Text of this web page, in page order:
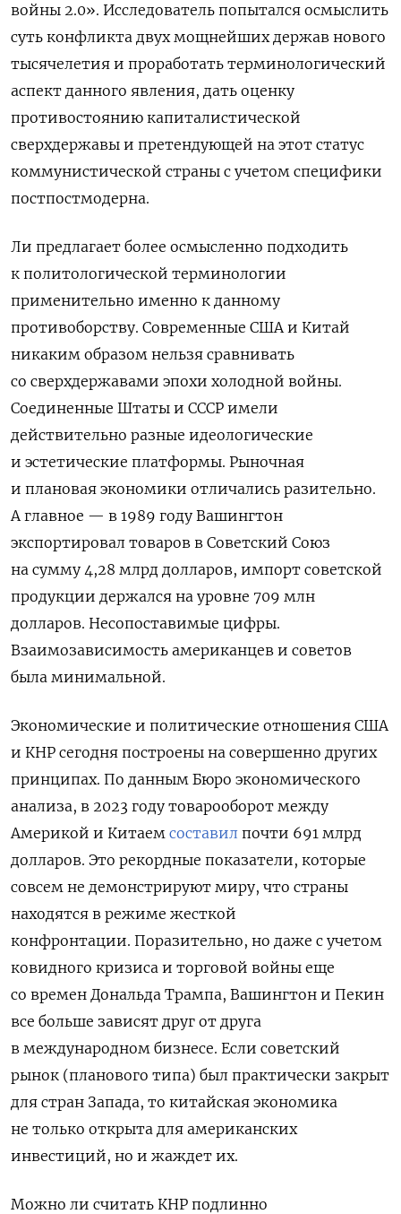
войны 2.0». Исследователь попытался осмыслить
суть конфликта двух мощнейших держав нового
тысячелетия и проработать терминологический
аспект данного явления, дать оценку
противостоянию капиталистической
сверхдержавы и претендующей на этот статус
коммунистической страны с учетом специфики
постпостмодерна.
Ли предлагает более осмысленно подходить
к политологической терминологии
применительно именно к данному
противоборству. Современные США и Китай
никаким образом нельзя сравнивать
со сверхдержавами эпохи холодной войны.
Соединенные Штаты и СССР имели
действительно разные идеологические
и эстетические платформы. Рыночная
и плановая экономики отличались разительно.
А главное — в 1989 году Вашингтон
экспортировал товаров в Советский Союз
на сумму 4,28 млрд долларов, импорт советской
продукции держался на уровне 709 млн
долларов. Несопоставимые цифры.
Взаимозависимость американцев и советов
была минимальной.
Экономические и политические отношения США
и КНР сегодня построены на совершенно других
принципах. По данным Бюро экономического
анализа, в 2023 году товарооборот между
Америкой и Китаем составил почти 691 млрд
долларов. Это рекордные показатели, которые
совсем не демонстрируют миру, что страны
находятся в режиме жесткой
конфронтации. Поразительно, но даже с учетом
ковидного кризиса и торговой войны еще
со времен Дональда Трампа, Вашингтон и Пекин
все больше зависят друг от друга
в международном бизнесе. Если советский
рынок (планового типа) был практически закрыт
для стран Запада, то китайская экономика
не только открыта для американских
инвестиций, но и жаждет их.
Можно ли считать КНР подлинно